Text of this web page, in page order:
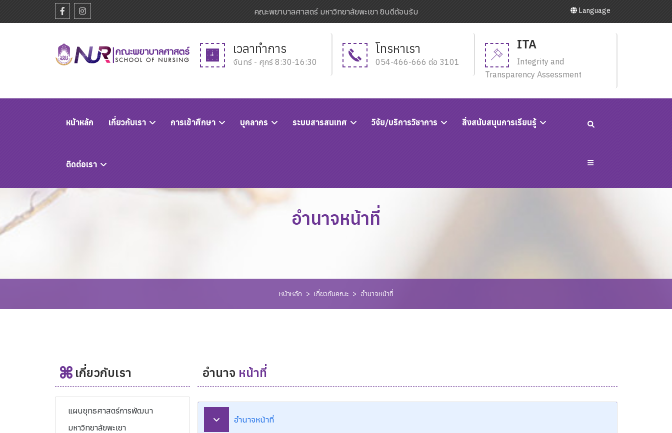
คณะพยาบาลศาสตร์ มหาวิทยาลัยพะเยา ยินดีต้อนรับ Language
เวลาทำการ
จันทร์ - ศุกร์ 8:30-16:30
โทรหาเรา
054-466-666 ต่อ 3101
ITA
Integrity and
Transparency Assessment
หนัาหลัก เกี่ยวกับเรา การเข้าศึกษา บุคลากร ระบบสารสนเทศ วิจัย/บริการวิชาการ สิ่งสนับสนุนการเรียนรู้
ติดต่อเรา
อำนาจหน้าที่
หน้าหลัก > เกี่ยวกับคณะ > อำนาจหน้าที่
เกี่ยวกับเรา
แผนยุทธศาสตร์การพัฒนา
มหาวิทยาลัยพะเยา
อำนาจ หน้าที่
อำนาจหน้าที่